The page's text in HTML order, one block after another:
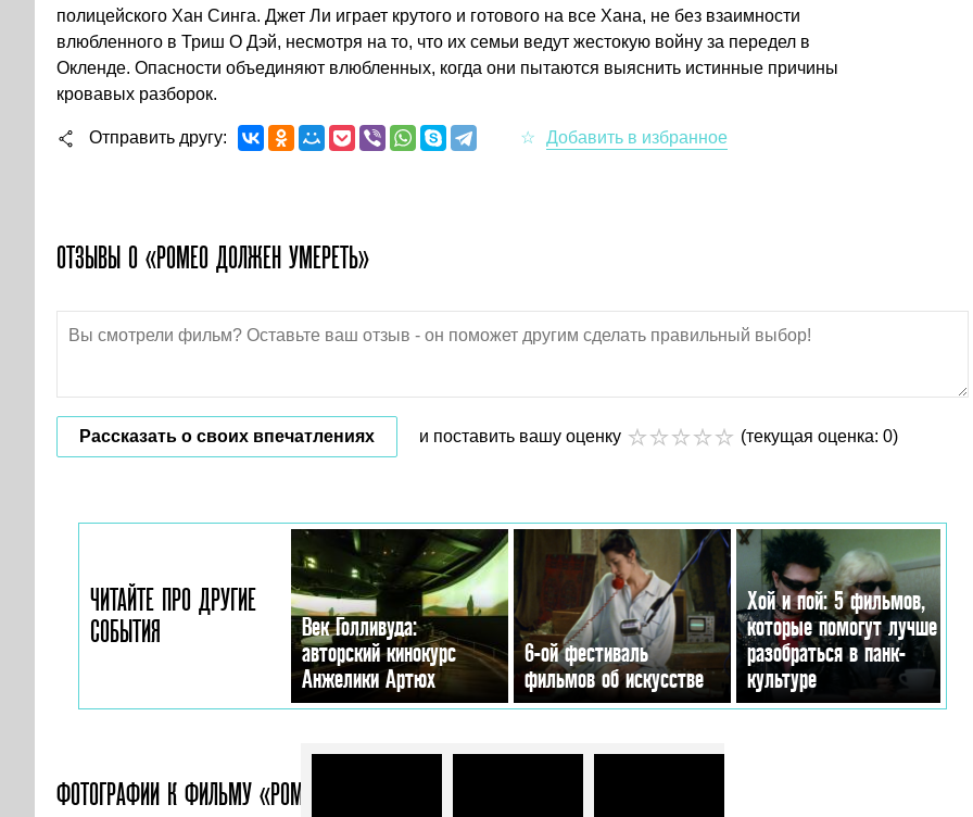
полицейского Хан Синга. Джет Ли играет крутого и готового на все Хана, не без взаимности
влюбленного в Триш О Дэй, несмотря на то, что их семьи ведут жестокую войну за передел в
Окленде. Опасности объединяют влюбленных, когда они пытаются выяснить истинные причины
кровавых разборок.
Отправить другу
ОТЗЫВЫ О «РОМЕО ДОЛЖЕН УМЕРЕТЬ»
Рассказать о своих впечатлениях и поставить вашу оценку (текущая оценка: 0)
ЧИТАЙТЕ ПРО ДРУГИЕ
СОБЫТИЯ
Век Голливуда:
авторский кинокурс
Анжелики Артюх
6-ой фестиваль
фильмов об искусстве
Хой и пой: 5 фильмов,
которые помогут лучше
разобраться в панк-
культуре
ФОТОГРАФИИ К ФИЛЬМУ «РОМЕО ДОЛЖЕН УМЕРЕТЬ»